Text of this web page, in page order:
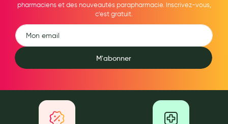
Piqûres insectes
Appareils
Soins jambes lourdes
Contention veineuse
Accessoires pieds et semelles
pharmaciens et des nouveautés parapharmacie. Inscrivez-vous,
c'est gratuit.
M'abonner